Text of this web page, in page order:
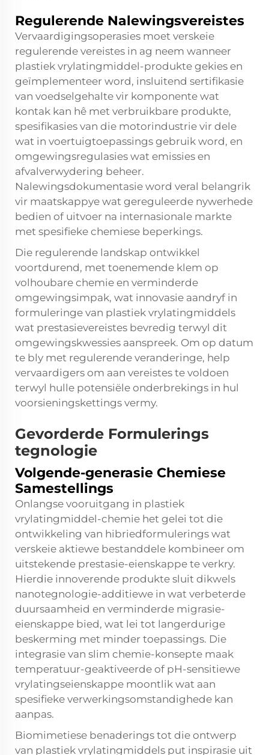
Regulerende Nalewingsvereistes
Vervaardigingsoperasies moet verskeie
regulerende vereistes in ag neem wanneer
plastiek vrylatingmiddel-produkte gekies en
geïmplementeer word, insluitend sertifikasie
van voedselgehalte vir komponente wat
kontak kan hê met verbruikbare produkte,
spesifikasies van die motorindustrie vir dele
wat in voertuigtoepassings gebruik word, en
omgewingsregulasies wat emissies en
afvalverwydering beheer.
Nalewingsdokumentasie word veral belangrik
vir maatskappye wat gereguleerde nywerhede
bedien of uitvoer na internasionale markte
met spesifieke chemiese beperkings.
Die regulerende landskap ontwikkel
voortdurend, met toenemende klem op
volhoubare chemie en verminderde
omgewingsimpak, wat innovasie aandryf in
formuleringe van plastiek vrylatingmiddels
wat prestasievereistes bevredig terwyl dit
omgewingskwessies aanspreek. Om op datum
te bly met regulerende veranderinge, help
vervaardigers om aan vereistes te voldoen
terwyl hulle potensiële onderbrekings in hul
voorsieningskettings vermy.
Gevorderde Formulerings
tegnologie
Volgende-generasie Chemiese
Samestellings
Onlangse vooruitgang in plastiek
vrylatingmiddel-chemie het gelei tot die
ontwikkeling van hibriedformulerings wat
verskeie aktiewe bestanddele kombineer om
uitstekende prestasie-eienskappe te verkry.
Hierdie innoverende produkte sluit dikwels
nanotegnologie-additiewe in wat verbeterde
duursaamheid en verminderde migrasie-
eienskappe bied, wat lei tot langerdurige
beskerming met minder toepassings. Die
integrasie van slim chemie-konsepte maak
temperatuur-geaktiveerde of pH-sensitiewe
vrylatingseienskappe moontlik wat aan
spesifieke verwerkingsomstandighede kan
aanpas.
Biomimetiese benaderings tot die ontwerp
van plastiek vrylatingmiddels put inspirasie uit